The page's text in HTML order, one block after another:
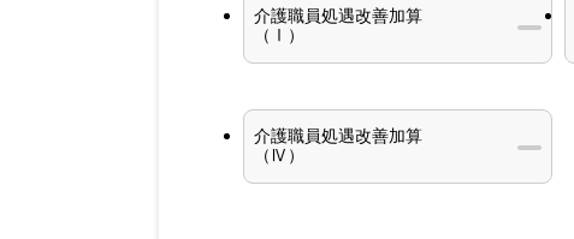
介護職員処遇改善加算
（Ⅰ）
介護職員処遇改善加算
（Ⅳ）